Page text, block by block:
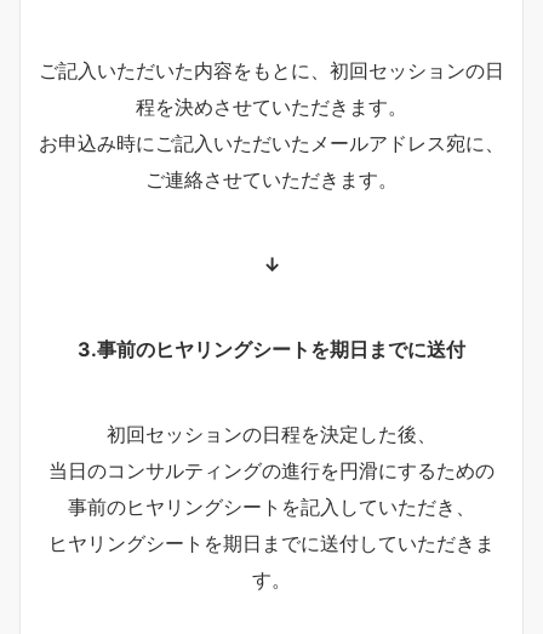
ご記入いただいた内容をもとに、初回セッションの日
程を決めさせていただきます。
お申込み時にご記入いただいたメールアドレス宛に、
ご連絡させていただきます。
↓
3.事前のヒヤリングシートを期日までに送付
初回セッションの日程を決定した後、
当日のコンサルティングの進行を円滑にするための
事前のヒヤリングシートを記入していただき、
ヒヤリングシートを期日までに送付していただきま
す。